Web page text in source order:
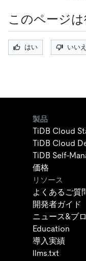
このページ
はい いいえ
製品
TiDB Cloud
TiDB Cloud
TiDB Self-
価格
リソース
よくあるご質
開発者ガイド
ニュース&ブ
Education
導入実績
llms.txt